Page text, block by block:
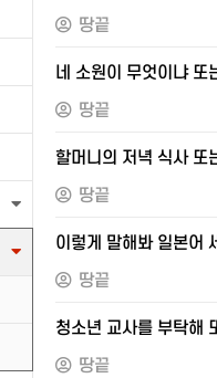
땅끝
네 소원이 무엇이냐
땅끝
할머니의 저녁 식사 또
땅끝
이렇게 말해봐 일본어
땅끝
청소년 교사를 부탁해
땅끝